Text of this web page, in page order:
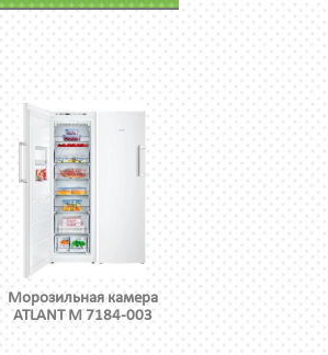
Морозильная камера
ATLANT М 7184-003